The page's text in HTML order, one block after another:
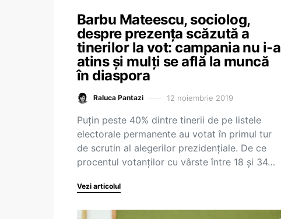
Barbu Mateescu, sociolog,
despre prezența scăzută a
tinerilor la vot: campania nu i-a
atins și mulți se află la muncă
în diaspora
Raluca Pantazi 12 noiembrie 2019
Puțin peste 40% dintre tinerii de pe listele
electorale permanente au votat în primul tur
de scrutin al alegerilor prezidențiale. De ce
procentul votanților cu vârste între 18 și 34…
Vezi articolul